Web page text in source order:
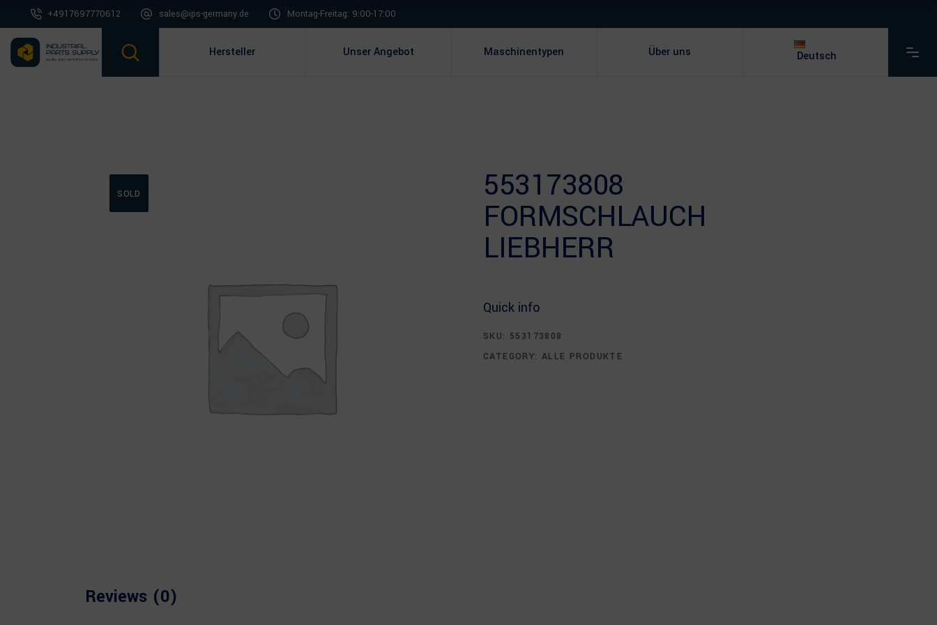
+4917697770612 sales@ips-germany.de Montag-Freitag: 9:00-17:00
Hersteller Unser Angebot Maschinentypen Über uns Deutsch
SOLD 553173808
FORMSCHLAUCH
LIEBHERR
Quick info
SKU: 553173808
CATEGORY:ALLE PRODUKTE
Reviews (0)